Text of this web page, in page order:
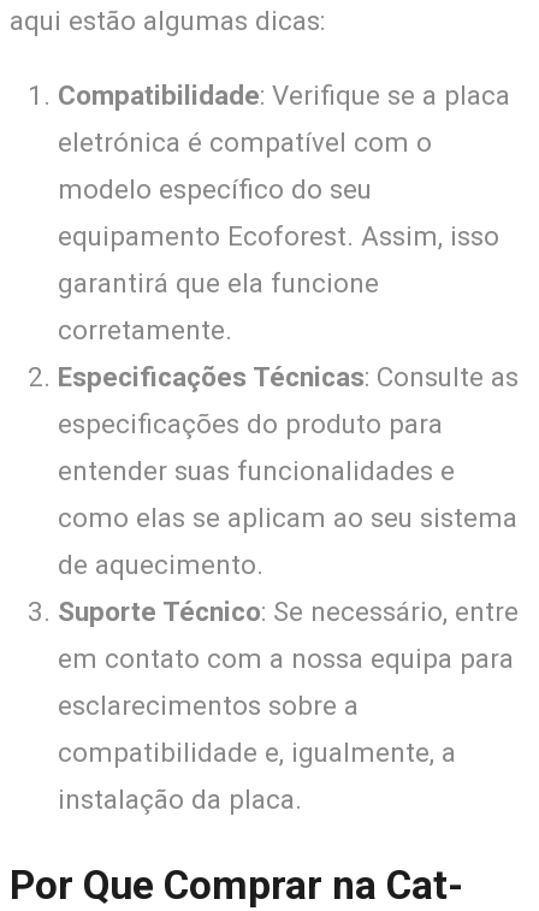
aqui estão algumas dicas:
Compatibilidade: Verifique se a placa
eletrónica é compatível com o
modelo específico do seu
equipamento Ecoforest. Assim, isso
garantirá que ela funcione
corretamente.
Especificações Técnicas: Consulte as
especificações do produto para
entender suas funcionalidades e
como elas se aplicam ao seu sistema
de aquecimento.
Suporte Técnico: Se necessário, entre
em contato com a nossa equipa para
esclarecimentos sobre a
compatibilidade e, igualmente, a
instalação da placa.
Por Que Comprar na Cat-